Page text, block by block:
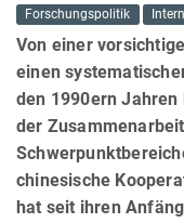
Forschungspolitik
Von einer
einen
den 1990ern
der
chinesische
hat seit ihren